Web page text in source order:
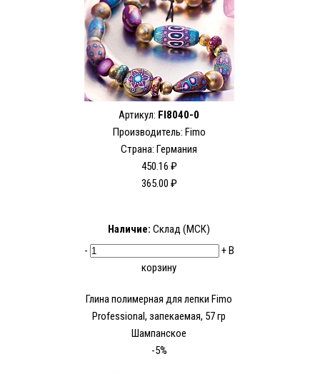
Артикул: FI8040-0
Производитель: Fimo
Страна: Германия
450.16 ₽
365.00 ₽
Наличие: Склад (МСК)
-
+В
корзину
Глина полимерная для лепки Fimo
Рrofessional, запекаемая, 57 гр
Шампанское
-5%